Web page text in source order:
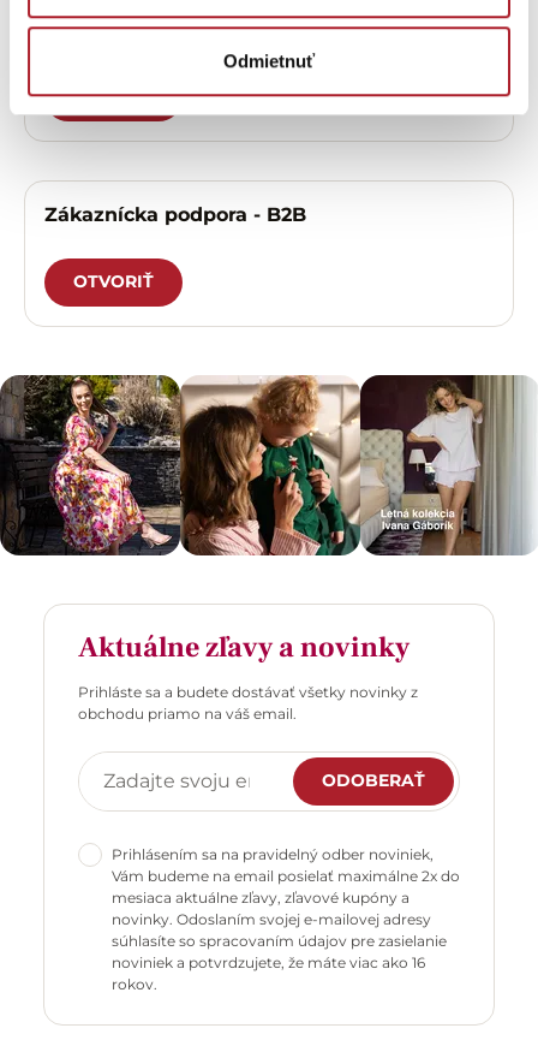
Odmietnuť
Zákaznícka podpora - predajne
OTVORIŤ
Zákaznícka podpora - B2B
OTVORIŤ
Aktuálne zľavy a novinky
Prihláste sa a budete dostávať všetky novinky z
obchodu priamo na váš email.
ODOBERAŤ
Prihlásením sa na pravidelný odber noviniek,
Vám budeme na email posielať maximálne 2x do
mesiaca aktuálne zľavy, zľavové kupóny a
novinky. Odoslaním svojej e-mailovej adresy
súhlasíte so spracovaním údajov pre zasielanie
noviniek a potvrdzujete, že máte viac ako 16
rokov.